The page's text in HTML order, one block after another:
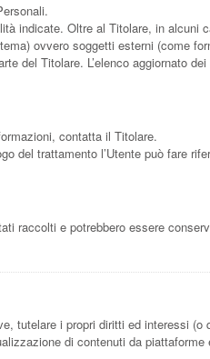
indicate. Oltre al Titolare, in alcuni
ovvero soggetti esterni (come
del Titolare. L’elenco aggiornato
contatta il Titolare.
del trattamento l’Utente può fare
raccolti e potrebbero essere
tutelare i propri diritti ed interessi (o
di contenuti da